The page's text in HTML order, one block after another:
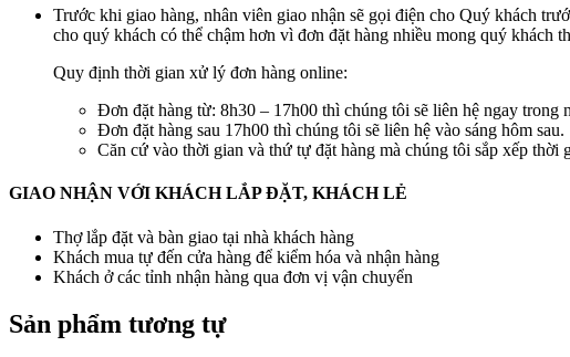
Trước khi giao hàng, nhân viên giao nhận sẽ gọi điện cho Quý khách
cho quý khách có thể chậm hơn vì đơn đặt hàng nhiều mong quý khách
Quy định thời gian xử lý đơn hàng online:
Đơn đặt hàng từ: 8h30 – 17h00 thì chúng tôi sẽ liên hệ ngay trong
Đơn đặt hàng sau 17h00 thì chúng tôi sẽ liên hệ vào sáng hôm sau.
Căn cứ vào thời gian và thứ tự đặt hàng mà chúng tôi sắp xếp thời
GIAO NHẬN VỚI KHÁCH LẮP ĐẶT, KHÁCH LẺ
Thợ lắp đặt và bàn giao tại nhà khách hàng
Khách mua tự đến cửa hàng để kiểm hóa và nhận hàng
Khách ở các tỉnh nhận hàng qua đơn vị vận chuyển
Sản phẩm tương tự